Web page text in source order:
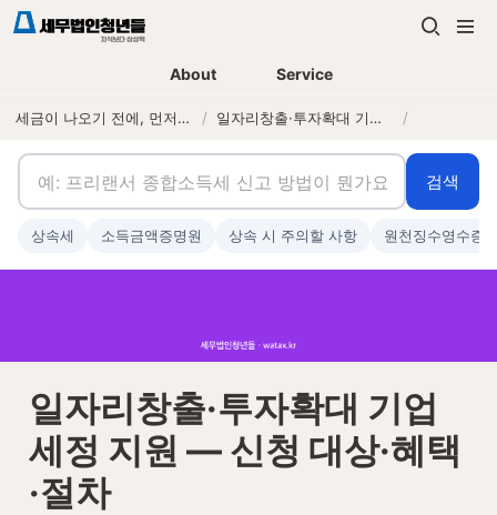
About Service
세금이 나오기 전에, 먼저 연락하는 세무법인 / 일자리창출·투자확대 기업 세정 지원 — 신청 대상·혜택·절차 /
일자리창출·투자확대 기업
세정 지원 — 신청 대상·혜택
·절차
검색
상속세 소득금액증명원 상속 시 주의할 사항 원천징수영수증